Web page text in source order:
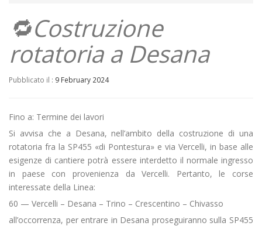
🔁Costruzione
rotatoria a Desana
Pubblicato il : 9 February 2024
Fino a: Termine dei lavori
Si avvisa che a Desana, nell’ambito della costruzione di una
rotatoria fra la SP455 «di Pontestura» e via Vercelli, in base alle
esigenze di cantiere potrà essere interdetto il normale ingresso
in paese con provenienza da Vercelli. Pertanto, le corse
interessate della Linea:
60 — Vercelli – Desana – Trino – Crescentino – Chivasso
all’occorrenza, per entrare in Desana proseguiranno sulla SP455